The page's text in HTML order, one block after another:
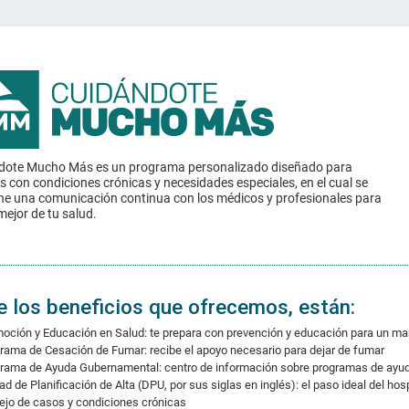
Mucho Más es un programa personalizado diseñado para
con condiciones crónicas y necesidades especiales, en el cual se
una comunicación continua con los médicos y profesionales para
de tu salud.
los beneficios que ofrecemos, están:
y Educación en Salud: te prepara con prevención y educación para un
de Cesación de Fumar: recibe el apoyo necesario para dejar de fumar
de Ayuda Gubernamental: centro de información sobre programas de
de Planificación de Alta (DPU, por sus siglas en inglés): el paso ideal del
de casos y condiciones crónicas